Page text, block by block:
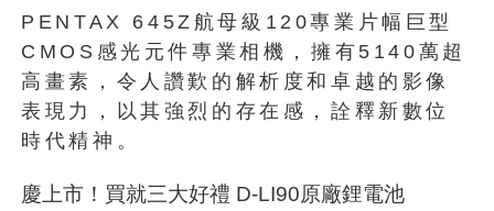
PENTAX 645Z航母級120專業片幅巨型
CMOS感光元件專業相機，擁有5140萬超
高畫素，令人讚歎的解析度和卓越的影像
表現力，以其強烈的存在感，詮釋新數位
時代精神。
慶上市！買就三大好禮 D-LI90原廠鋰電池